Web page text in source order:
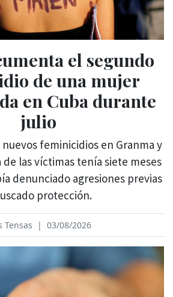
el segundo
de una mujer
en Cuba durante
julio
nuevos feminicidios en Granma y
de las víctimas tenía siete meses
denunciado agresiones previas
protección.
Tensas | 03/08/2026